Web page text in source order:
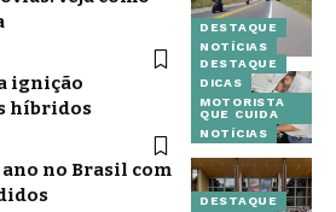
DESTAQUE
NOTÍCIAS
DESTAQUE
DICAS
MOTORISTA
QUE CUIDA
NOTÍCIAS
ignição
híbridos
DESTAQUE
no Brasil com